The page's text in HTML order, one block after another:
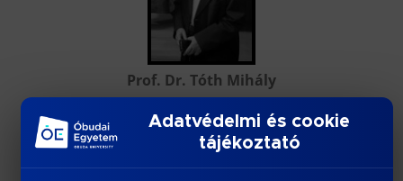
Prof. Dr. Tóth Mihály
Adatvédelmi és cookie
tájékoztató